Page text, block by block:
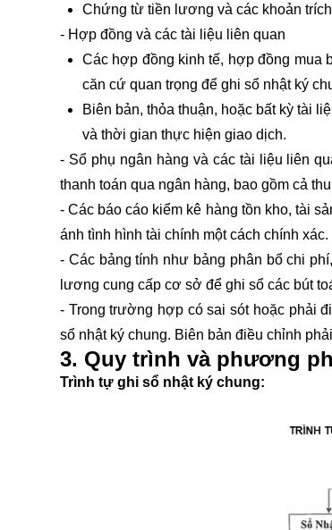
Chứng từ tiền lương và các khoản
- Hợp đồng và các tài liệu liên quan
Các hợp đồng kinh tế, hợp đồng mua
căn cứ quan trọng để ghi sổ nhật ký
Biên bản, thỏa thuận, hoặc bất kỳ tài
và thời gian thực hiện giao dịch.
- Sổ phụ ngân hàng và các tài liệu liên
thanh toán qua ngân hàng, bao gồm cả
- Các báo cáo kiểm kê hàng tồn kho, tài
ánh tình hình tài chính một cách chính xác.
- Các bảng tính như bảng phân bổ chi
lương cung cấp cơ sở để ghi sổ các bút
- Trong trường hợp có sai sót hoặc phải
sổ nhật ký chung. Biên bản điều chỉnh
3. Quy trình và phương
Trình tự ghi sổ nhật ký chung: